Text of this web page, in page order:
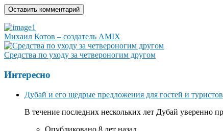
Михаил Котов – создатель AMIX
Средства по уходу за четвероногим другом
Интересно
Дубай и его щедрые предложения для гостей и туристов
В течение последних нескольких лет Дубай уверенно
Опубликовано 8 лет назад